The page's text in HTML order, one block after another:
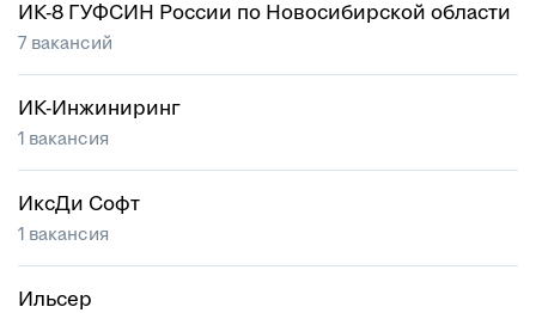
ИК-8 ГУФСИН России по Новосибирской области
7 вакансий
ИК-Инжиниринг
1 вакансия
ИксДи Софт
1 вакансия
Ильсер